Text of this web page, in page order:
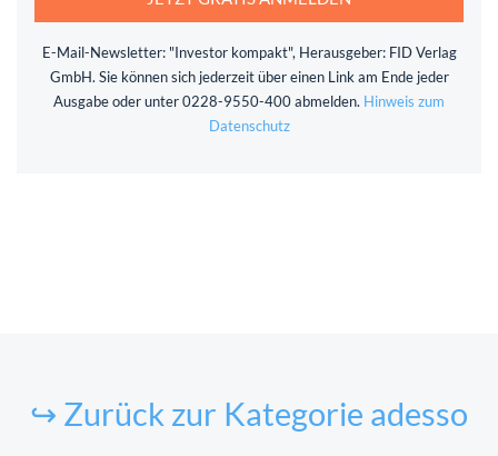
E-Mail-Newsletter: "Investor kompakt", Herausgeber: FID Verlag
GmbH. Sie können sich jederzeit über einen Link am Ende jeder
Ausgabe oder unter 0228-9550-400 abmelden. Hinweis zum
Datenschutz
↪ Zurück zur Kategorie adesso